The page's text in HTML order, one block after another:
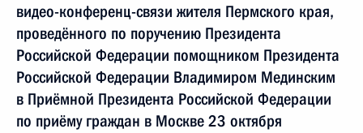
видео-конференц-связи жителя Пермского края,
проведённого по поручению Президента
Российской Федерации помощником Президента
Российской Федерации Владимиром Мединским
в Приёмной Президента Российской Федерации
по приёму граждан в Москве 23 октября